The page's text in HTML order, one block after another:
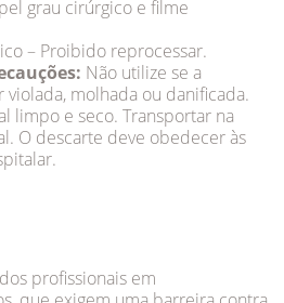
grau cirúrgico e filme
– Proibido reprocessar.
Não utilize se a
violada, molhada ou danificada.
limpo e seco. Transportar na
O descarte deve obedecer às
profissionais em